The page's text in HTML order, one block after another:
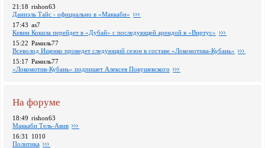
21:18 rishon63
Даниэль Тайс - официально в «Маккаби»
17:43 as7
Кевин Кокила перейдет в «Дубай» с последующей арендой в «Виртус»
15:22 Рамиль77
Всеволод Ищенко проведет следующий сезон в составе «Локомотива-Кубань»
15:17 Рамиль77
«Локомотив-Кубань» подпишет Алексея Покушевского
На форуме
18:49 rishon63
Маккаби Тель-Авив
16:31
1010
Политика